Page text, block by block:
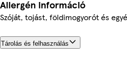
Allergén információ
Szóját, tojást, földimogyorót és
Tárolás és felhasználás